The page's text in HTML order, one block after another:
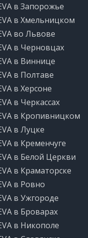
в Запорожье
в Хмельницком
во Львове
в Черновцах
в Виннице
в Полтаве
в Херсоне
в Черкассах
в Кропивницком
в Луцке
в Кременчуге
в Белой Церкви
в Краматорске
в Ровно
в Ужгороде
в Броварах
в Никополе